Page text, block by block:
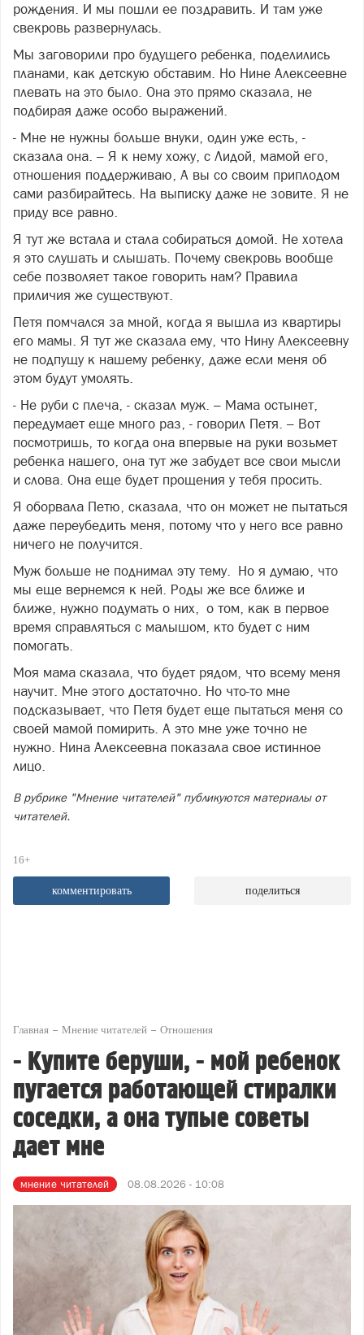
рождения. И мы пошли ее поздравить. И там уже
свекровь развернулась.
Мы заговорили про будущего ребенка, поделились
планами, как детскую обставим. Но Нине Алексеевне
плевать на это было. Она это прямо сказала, не
подбирая даже особо выражений.
- Мне не нужны больше внуки, один уже есть, -
сказала она. – Я к нему хожу, с Лидой, мамой его,
отношения поддерживаю, А вы со своим приплодом
сами разбирайтесь. На выписку даже не зовите. Я не
приду все равно.
Я тут же встала и стала собираться домой. Не хотела
я это слушать и слышать. Почему свекровь вообще
себе позволяет такое говорить нам? Правила
приличия же существуют.
Петя помчался за мной, когда я вышла из квартиры
его мамы. Я тут же сказала ему, что Нину Алексеевну
не подпущу к нашему ребенку, даже если меня об
этом будут умолять.
- Не руби с плеча, - сказал муж. – Мама остынет,
передумает еще много раз, - говорил Петя. – Вот
посмотришь, то когда она впервые на руки возьмет
ребенка нашего, она тут же забудет все свои мысли
и слова. Она еще будет прощения у тебя просить.
Я оборвала Петю, сказала, что он может не пытаться
даже переубедить меня, потому что у него все равно
ничего не получится.
Муж больше не поднимал эту тему. Но я думаю, что
мы еще вернемся к ней. Роды же все ближе и
ближе, нужно подумать о них, о том, как в первое
время справляться с малышом, кто будет с ним
помогать.
Моя мама сказала, что будет рядом, что всему меня
научит. Мне этого достаточно. Но что-то мне
подсказывает, что Петя будет еще пытаться меня со
своей мамой помирить. А это мне уже точно не
нужно. Нина Алексеевна показала свое истинное
лицо.
В рубрике "Мнение читателей" публикуются материалы от
читателей.
16+
комментировать поделиться
Главная Мнение читателей Отношения
- Купите беруши, - мой ребенок
пугается работающей стиралки
соседки, а она тупые советы
дает мне
мнение читателей 08.08.2026 - 10:08